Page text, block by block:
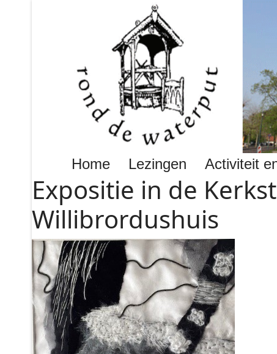
Home Lezingen Activiteit
Expositie in de
Willibrordushuis